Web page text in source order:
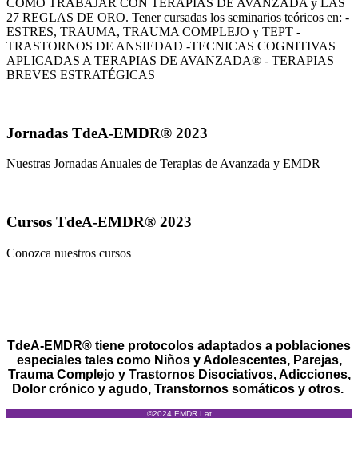
27 REGLAS DE ORO. Tener cursadas los seminarios teóricos en: -
ESTRES, TRAUMA, TRAUMA COMPLEJO y TEPT -
TRASTORNOS DE ANSIEDAD -TECNICAS COGNITIVAS
APLICADAS A TERAPIAS DE AVANZADA® - TERAPIAS
BREVES ESTRATÉGICAS
Jornadas TdeA-EMDR® 2023
Nuestras Jornadas Anuales de Terapias de Avanzada y EMDR
Cursos TdeA-EMDR® 2023
Conozca nuestros cursos
TdeA-EMDR® tiene protocolos adaptados a poblaciones
especiales tales como Niños y Adolescentes, Parejas,
Trauma Complejo y Trastornos Disociativos, Adicciones,
Dolor crónico y agudo, Transtornos somáticos y otros.
©2024 EMDR Lat